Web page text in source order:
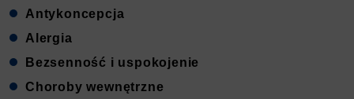
Antykoncepcja
Alergia
Bezsenność i uspokojenie
Choroby wewnętrzne